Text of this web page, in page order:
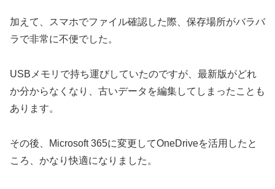
加えて、スマホでファイル確認した際、保存場所がバラバ
ラで非常に不便でした。
USBメモリで持ち運びしていたのですが、最新版がどれ
か分からなくなり、古いデータを編集してしまったことも
あります。
その後、Microsoft 365に変更してOneDriveを活用したと
ころ、かなり快適になりました。